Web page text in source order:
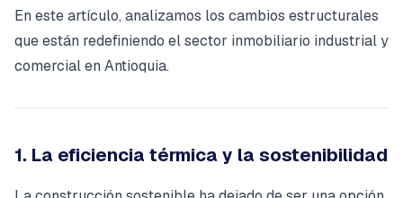
En este artículo, analizamos los cambios estructurales
que están redefiniendo el sector inmobiliario industrial y
comercial en Antioquia.
1. La eficiencia térmica y la sostenibilidad